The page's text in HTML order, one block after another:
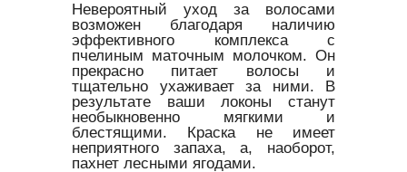
Невероятный уход за волосами
возможен благодаря наличию
эффективного комплекса с
пчелиным маточным молочком. Он
прекрасно питает волосы и
тщательно ухаживает за ними. В
результате ваши локоны станут
необыкновенно мягкими и
блестящими. Краска не имеет
неприятного запаха, а, наоборот,
пахнет лесными ягодами.